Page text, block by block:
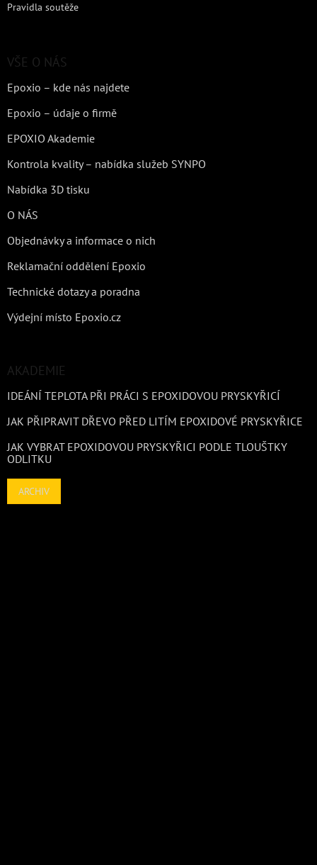
Pravidla soutěže
VŠE O NÁS
Epoxio – kde nás najdete
Epoxio – údaje o firmě
EPOXIO Akademie
Kontrola kvality – nabídka služeb SYNPO
Nabídka 3D tisku
O NÁS
Objednávky a informace o nich
Reklamační oddělení Epoxio
Technické dotazy a poradna
Výdejní místo Epoxio.cz
AKADEMIE
IDEÁNÍ TEPLOTA PŘI PRÁCI S EPOXIDOVOU PRYSKYŘICÍ
JAK PŘIPRAVIT DŘEVO PŘED LITÍM EPOXIDOVÉ PRYSKYŘICE
JAK VYBRAT EPOXIDOVOU PRYSKYŘICI PODLE TLOUŠTKY
ODLITKU
ARCHIV